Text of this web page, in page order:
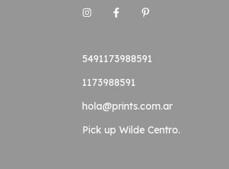
5491173988591
1173988591
hola@prints.com.ar
Pick up Wilde Centro.